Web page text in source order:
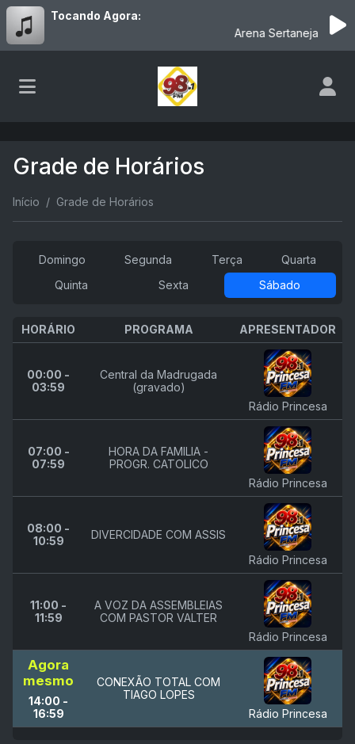
Tocando Agora:
Arena Sertaneja Bloco
Grade de Horários
Início Grade de Horários
Domingo Segunda Terça
Quarta
Quinta
Sexta Sábado
HORÁRIO PROGRAMA APRESENTADOR
00:00 -
03:59
Central da Madrugada
(gravado)
Rádio Princesa
07:00 -
07:59
HORA DA FAMILIA -
PROGR. CATOLICO
Rádio Princesa
08:00 -
10:59
DIVERCIDADE COM ASSIS
Rádio Princesa
11:00 -
11:59
A VOZ DA ASSEMBLEIAS
COM PASTOR VALTER
Rádio Princesa
Agora
mesmo
14:00 -
16:59
CONEXÃO TOTAL COM
TIAGO LOPES
Rádio Princesa